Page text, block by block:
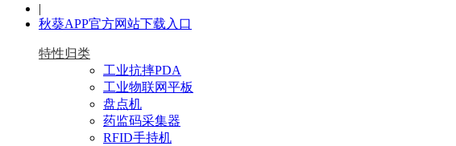
|
秋葵APP官方网站下载入口
特性归类
工业抗摔PDA
工业物联网平板
盘点机
药监码采集器
RFID手持机